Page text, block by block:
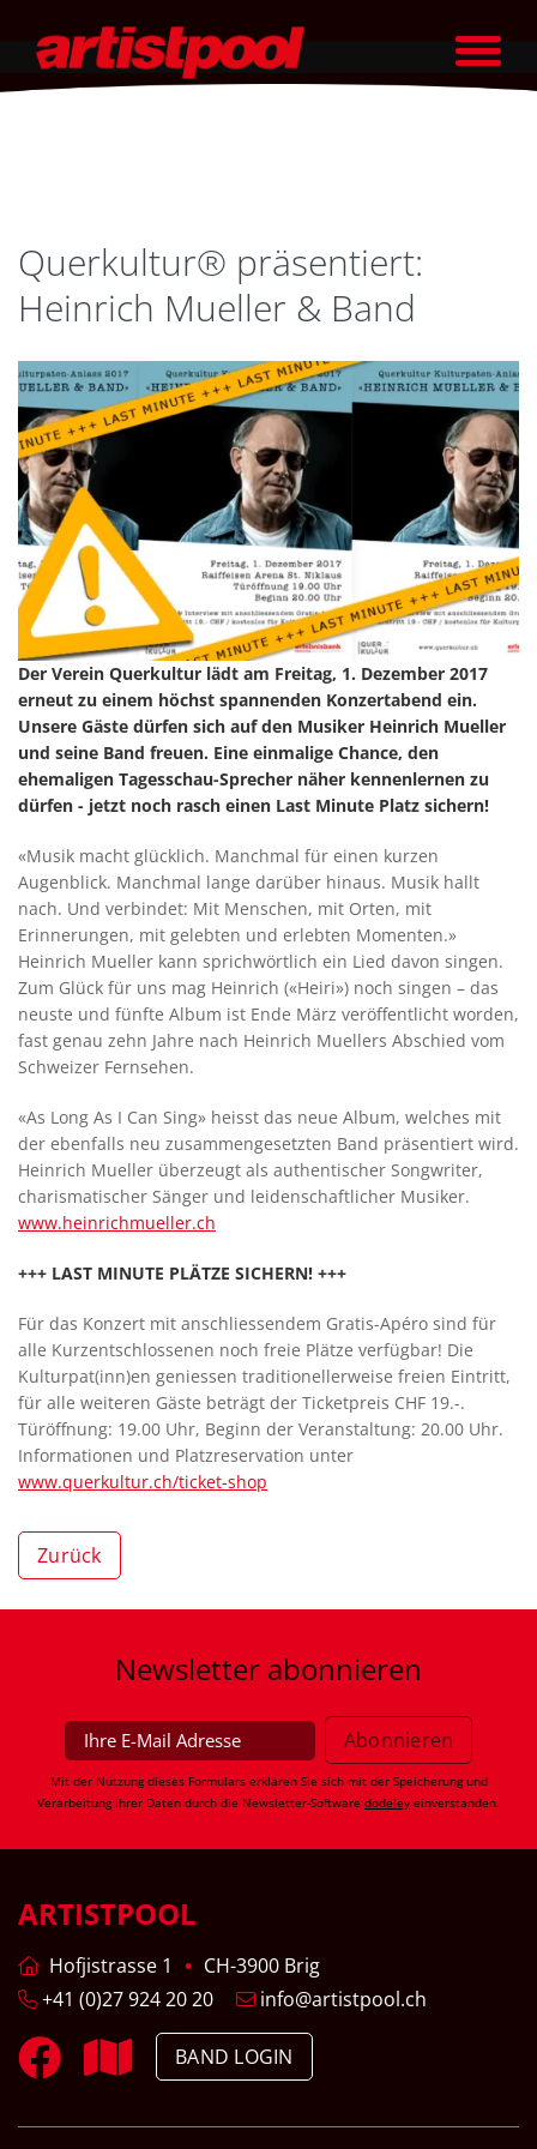
Querkultur® präsentiert:
Heinrich Mueller & Band
Der Verein Querkultur lädt am Freitag, 1. Dezember 2017
erneut zu einem höchst spannenden Konzertabend ein.
Unsere Gäste dürfen sich auf den Musiker Heinrich Mueller
und seine Band freuen. Eine einmalige Chance, den
ehemaligen Tagesschau-Sprecher näher kennenlernen zu
dürfen - jetzt noch rasch einen Last Minute Platz sichern!
«Musik macht glücklich. Manchmal für einen kurzen
Augenblick. Manchmal lange darüber hinaus. Musik hallt
nach. Und verbindet: Mit Menschen, mit Orten, mit
Erinnerungen, mit gelebten und erlebten Momenten.»
Heinrich Mueller kann sprichwörtlich ein Lied davon singen.
Zum Glück für uns mag Heinrich («Heiri») noch singen – das
neuste und fünfte Album ist Ende März veröffentlicht worden,
fast genau zehn Jahre nach Heinrich Muellers Abschied vom
Schweizer Fernsehen.
«As Long As I Can Sing» heisst das neue Album, welches mit
der ebenfalls neu zusammengesetzten Band präsentiert wird.
Heinrich Mueller überzeugt als authentischer Songwriter,
charismatischer Sänger und leidenschaftlicher Musiker.
www.heinrichmueller.ch
+++ LAST MINUTE PLÄTZE SICHERN! +++
Für das Konzert mit anschliessendem Gratis-Apéro sind für
alle Kurzentschlossenen noch freie Plätze verfügbar! Die
Kulturpat(inn)en geniessen traditionellerweise freien Eintritt,
für alle weiteren Gäste beträgt der Ticketpreis CHF 19.-.
Türöffnung: 19.00 Uhr, Beginn der Veranstaltung: 20.00 Uhr.
Informationen und Platzreservation unter
www.querkultur.ch/ticket-shop
Zurück
Newsletter abonnieren
Mit der Nutzung dieses Formulars erklären Sie sich mit der Speicherung und
Verarbeitung Ihrer Daten durch die Newsletter-Software dodeley einverstanden.
ARTISTPOOL
Hofjistrasse 1
CH-3900 Brig
+41 (0)27 924 20 20
info@artistpool.ch
BAND LOGIN